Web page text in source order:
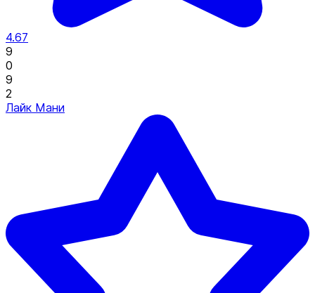
4.67
9
0
9
2
Лайк Мани